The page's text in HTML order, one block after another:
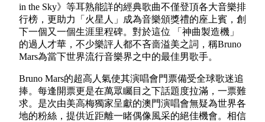
in the Sky》等耳熟能詳的經典歌曲不僅登頂各大音樂排
行榜，更助力「火星人」成為音樂頒獎禮的座上賓，創
下一個又一個生涯里程碑。對於這位 「神曲製造機」
的過人才華，不少樂評人都不吝啬溢美之詞，稱Bruno
Mars為當下世界流行音樂界之中的最佳男歌手。
Bruno Mars的超高人氣使其演唱會門票備受全球歌迷追
捧。每逢開票更是在萬眾矚目之下話題度拉滿，一票難
求。是次由美高梅獨家呈獻的澳門演唱會無疑為世界各
地的粉絲，提供近距離一睹偶像風采的絕佳機會。相信